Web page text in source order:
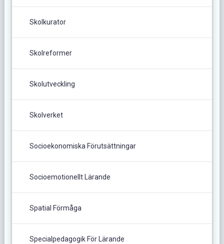
Skolkurator
Skolreformer
Skolutveckling
Skolverket
Socioekonomiska Förutsättningar
Socioemotionellt Lärande
Spatial Förmåga
Specialpedagogik För Lärande